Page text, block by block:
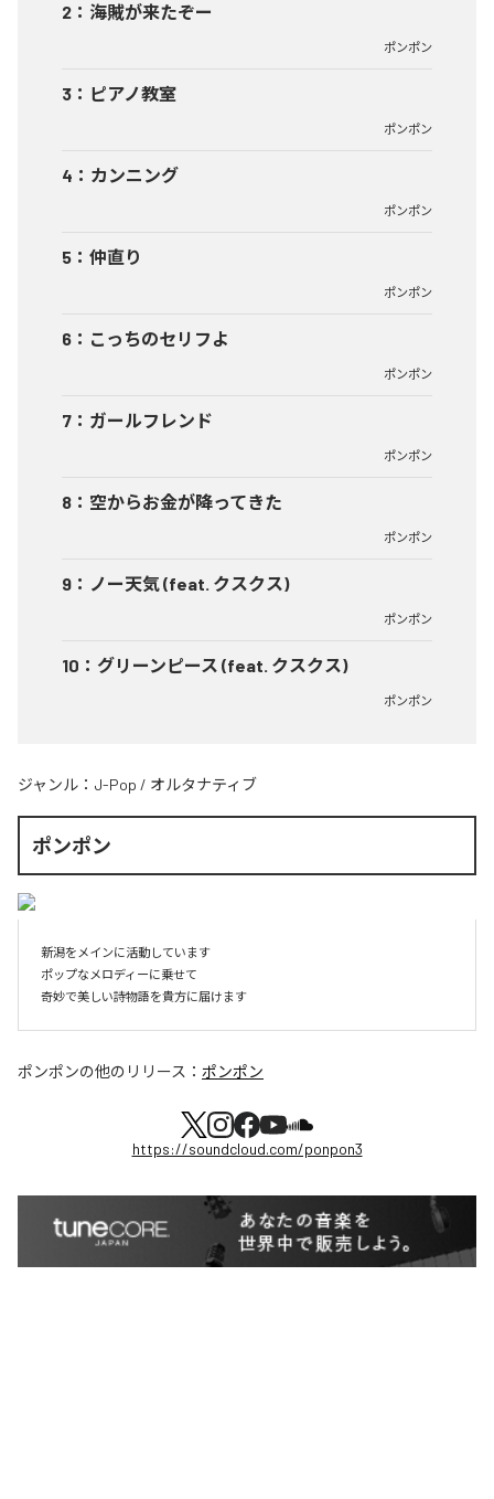
2 ： 海賊が来たぞー
ポンポン
3 ： ピアノ教室
ポンポン
4 ： カンニング
ポンポン
5 ： 仲直り
ポンポン
6 ： こっちのセリフよ
ポンポン
7 ： ガールフレンド
ポンポン
8 ： 空からお金が降ってきた
ポンポン
9 ： ノー天気 (feat. クスクス)
ポンポン
10 ： グリーンピース (feat. クスクス)
ポンポン
ジャンル： J-Pop / オルタナティブ
ポンポン
新潟をメインに活動しています
ポップなメロディーに乗せて
奇妙で美しい詩物語を貴方に届けます
ポンポンの他のリリース： ポンポン
https://soundcloud.com/ponpon3